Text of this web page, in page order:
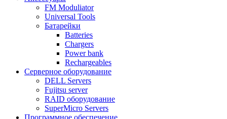
FM Moduliator
Universal Tools
Батарейки
Batteries
Chargers
Power bank
Rechargeables
Серверное оборудование
DELL Servers
Fujitsu server
RAID оборудование
SuperMicro Servers
Программное обеспечение